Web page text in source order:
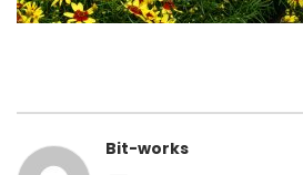
Bit-works